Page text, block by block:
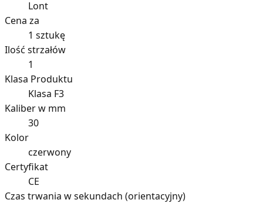
Lont
Cena za
1 sztukę
Ilość strzałów
1
Klasa Produktu
Klasa F3
Kaliber w mm
30
Kolor
czerwony
Certyfikat
CE
Czas trwania w sekundach (orientacyjny)